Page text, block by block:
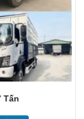
Tấn